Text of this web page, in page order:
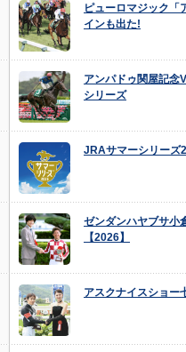
ピューロマジック「
インも出た!
アンパドゥ関屋記念
シリーズ
JRAサマーシリーズ
ゼンダンハヤブサ小
【2026】
アスクナイスショー